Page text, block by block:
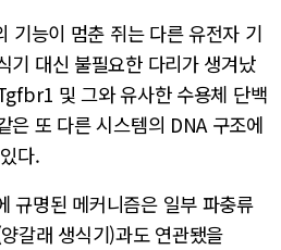
능이 멈춘 쥐는 다른 유전자 기
기 대신 불필요한 다리가 생겨났
및 그와 유사한 수용체 단백
은 또 다른 시스템의 DNA 구조에
다.
규명된 메커니즘은 일부 파충류
갈래 생식기)과도 연관됐을